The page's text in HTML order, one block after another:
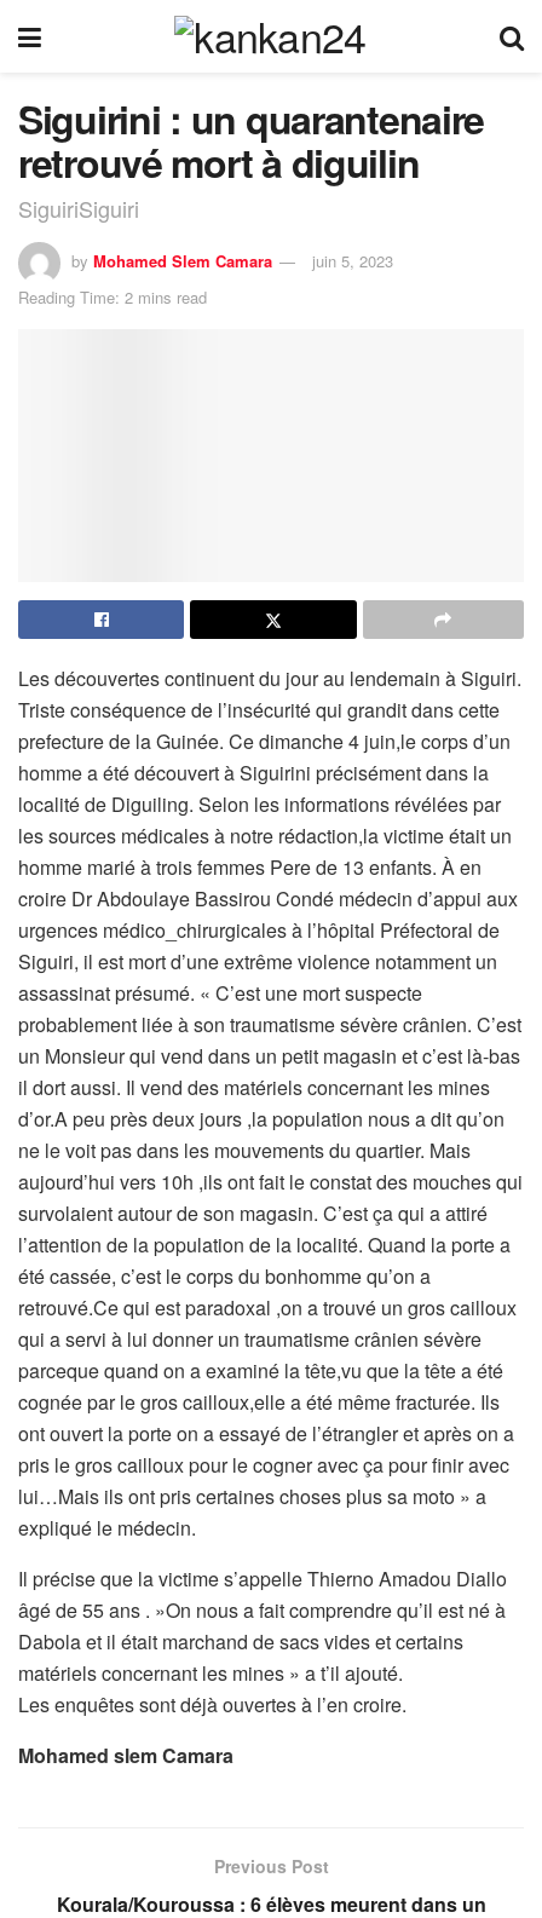
Siguirini : un quarantenaire
retrouvé mort à diguilin
SiguiriSiguiri
by Mohamed Slem Camara
juin 5, 2023
Reading Time: 2 mins read
Les découvertes continuent du jour au lendemain à Siguiri.
Triste conséquence de l’insécurité qui grandit dans cette
prefecture de la Guinée. Ce dimanche 4 juin,le corps d’un
homme a été découvert à Siguirini précisément dans la
localité de Diguiling. Selon les informations révélées par
les sources médicales à notre rédaction,la victime était un
homme marié à trois femmes Pere de 13 enfants. À en
croire Dr Abdoulaye Bassirou Condé médecin d’appui aux
urgences médico_chirurgicales à l’hôpital Préfectoral de
Siguiri, il est mort d’une extrême violence notamment un
assassinat présumé. « C’est une mort suspecte
probablement liée à son traumatisme sévère crânien. C’est
un Monsieur qui vend dans un petit magasin et c’est là-bas
il dort aussi. Il vend des matériels concernant les mines
d’or.A peu près deux jours ,la population nous a dit qu’on
ne le voit pas dans les mouvements du quartier. Mais
aujourd’hui vers 10h ,ils ont fait le constat des mouches qui
survolaient autour de son magasin. C’est ça qui a attiré
l’attention de la population de la localité. Quand la porte a
été cassée, c’est le corps du bonhomme qu’on a
retrouvé.Ce qui est paradoxal ,on a trouvé un gros cailloux
qui a servi à lui donner un traumatisme crânien sévère
parceque quand on a examiné la tête,vu que la tête a été
cognée par le gros cailloux,elle a été même fracturée. Ils
ont ouvert la porte on a essayé de l’étrangler et après on a
pris le gros cailloux pour le cogner avec ça pour finir avec
lui…Mais ils ont pris certaines choses plus sa moto » a
expliqué le médecin.
Il précise que la victime s’appelle Thierno Amadou Diallo
âgé de 55 ans . »On nous a fait comprendre qu’il est né à
Dabola et il était marchand de sacs vides et certains
matériels concernant les mines » a t’il ajouté.
Les enquêtes sont déjà ouvertes à l’en croire.
Mohamed slem Camara
Previous Post
Kourala/Kouroussa : 6 élèves meurent dans un